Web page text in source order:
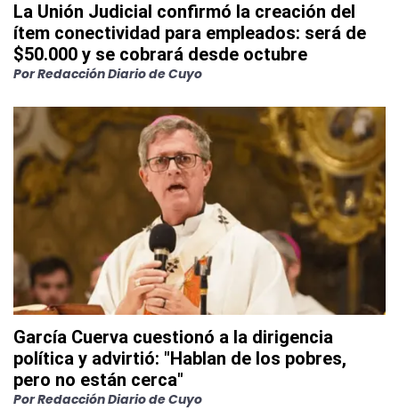
La Unión Judicial confirmó la creación del
ítem conectividad para empleados: será de
$50.000 y se cobrará desde octubre
PorRedacción Diario de Cuyo
García Cuerva cuestionó a la dirigencia
política y advirtió: "Hablan de los pobres,
pero no están cerca"
PorRedacción Diario de Cuyo